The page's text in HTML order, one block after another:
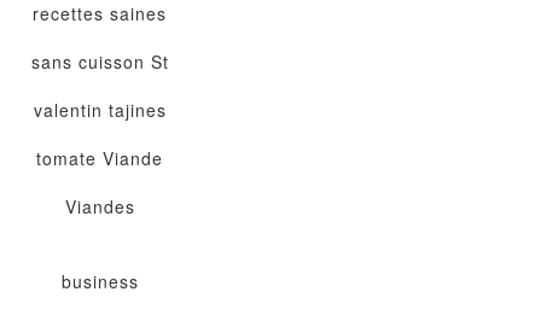
recettes saines
sans cuisson St
valentin tajines
tomate Viande
Viandes
business